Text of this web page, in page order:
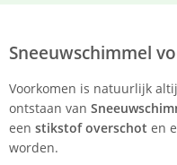
Sneeuwschimmel
Voorkomen is natuurlijk
ontstaan van
een stikstof overschot en
worden.